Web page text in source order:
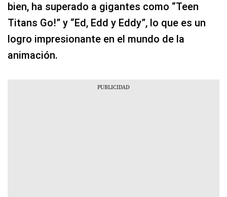
bien, ha superado a gigantes como “Teen
Titans Go!” y “Ed, Edd y Eddy”, lo que es un
logro impresionante en el mundo de la
animación.